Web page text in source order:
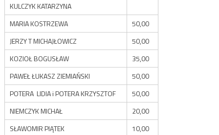
KULCZYK KATARZYNA
MARIA KOSTRZEWA
50,00
JERZY T MICHAJŁOWICZ
50,00
KOZIOŁ BOGUSŁAW
35,00
PAWEŁ ŁUKASZ ZIEMIAŃSKI
50,00
POTERA LIDIA i POTERA KRZYSZTOF
50,00
NIEMCZYK MICHAŁ
20,00
SŁAWOMIR PIĄTEK
10,00